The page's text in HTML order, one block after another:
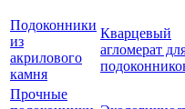
Подоконники
из
акрилового
камня
Кварцевый
агломерат
Прочные